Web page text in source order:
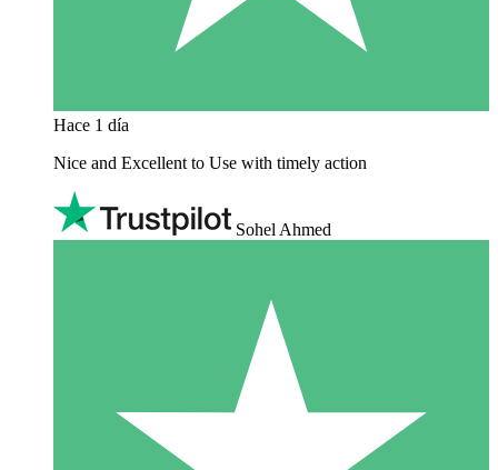
Hace 1 día
Nice and Excellent to Use with timely action
Sohel Ahmed